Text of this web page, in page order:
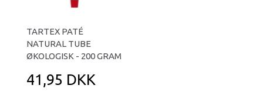
TARTEX PATÉ
NATURAL TUBE
ØKOLOGISK - 200 GRAM
41,95 DKK